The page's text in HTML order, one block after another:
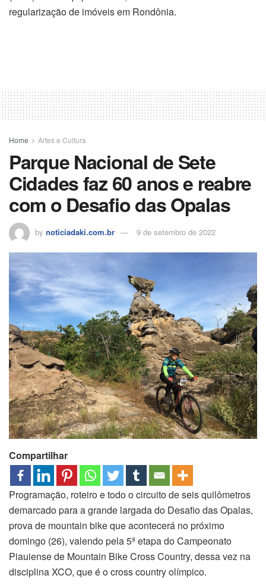
regularização de imóveis em Rondônia.
Home Artes e Cultura
Parque Nacional de Sete
Cidades faz 60 anos e reabre
com o Desafio das Opalas
by noticiadaki.com.br 9 de setembro de 2022
Compartilhar
Programação, roteiro e todo o circuito de seis quilômetros
demarcado para a grande largada do Desafio das Opalas,
prova de mountain bike que acontecerá no próximo
domingo (26), valendo pela 5ª etapa do Campeonato
Piauiense de Mountain Bike Cross Country, dessa vez na
disciplina XCO, que é o cross country olímpico.